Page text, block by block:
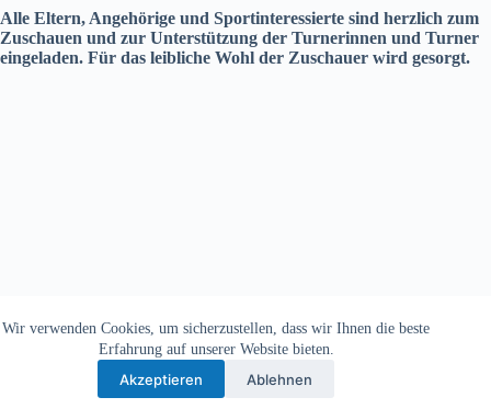
Wir verwenden Cookies, um sicherzustellen, dass wir Ihnen die beste
Erfahrung auf unserer Website bieten.
Akzeptieren Ablehnen
Alle Eltern, Angehörige und Sportinteressierte sind herzlich zum
Zuschauen und zur Unterstützung der Turnerinnen und Turner
eingeladen. Für das leibliche Wohl der Zuschauer wird gesorgt.
Copyright © 2026 - TV Michelbach 1901 e.V.